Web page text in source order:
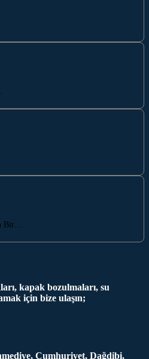
Bir…
kapak bozulmaları, su
için bize ulaşın;
Cumhuriyet, Dağdibi,